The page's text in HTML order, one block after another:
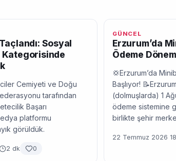
Sosyal
Kategorisinde
Cemiyeti ve Doğu
tarafından
Başarı
platformu
görüldük.
2 dk 0
GÜNCEL
Erzurum’da
Ödeme
💢Erzurum’da
Başlıyor!
(dolmuşlarda) 1
ödeme sistemine
birlikte şehir
22 Temmuz 2026